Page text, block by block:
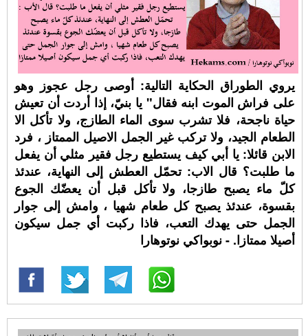
يروي الطوراق الحكاية التالية: أوصى رجل عجوز وهو
على فراش الموت ابنه فقال" يا بنيّ، إذا أردت أن تعيش
حياة ناجحة، فلا تشرب سوى الماء الطازج، ولا تأكل الا
الطعام الجيد، ولا تركب غير الجمل الاصيل الممتاز ، فرد
الابن قائلا: يا أبي كيف يستطيع رجل فقير مثلي أن يفعل
ما طلبت؟ قال الاب: تحمّل العطش إلى النهاية، عندئذ
كلّ ماء يصبح طازجا، ولا تأكل قبل أن يعضّك الجوع
بقسوة، عندئذ يصبح كل طعام شهيا ، وامش إلى جوار
الجمل حتى يهدك التعب، فاذا ركبت أي جمل سيكون
أصيلا ممتازا. - نوبواكي نوتوهارا